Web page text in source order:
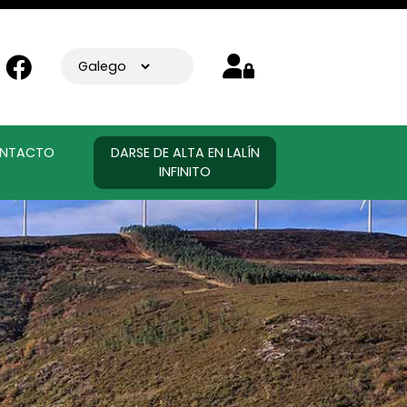
DARSE DE ALTA EN LALÍN
INFINITO